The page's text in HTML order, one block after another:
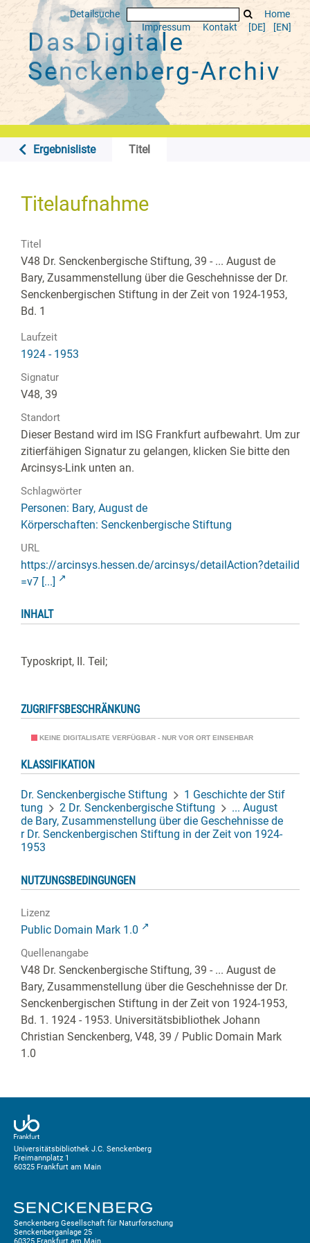
Detailsuche
Home
Impressum
Kontakt [DE] [EN]
Das Digitale
Senckenberg-Archiv
Ergebnisliste Titel
Titelaufnahme
Titel
V48 Dr. Senckenbergische Stiftung, 39 - ... August de
Bary, Zusammenstellung über die Geschehnisse der Dr.
Senckenbergischen Stiftung in der Zeit von 1924-1953,
Bd. 1
Laufzeit
1924 - 1953
Signatur
V48, 39
Standort
Dieser Bestand wird im ISG Frankfurt aufbewahrt. Um zur
zitierfähigen Signatur zu gelangen, klicken Sie bitte den
Arcinsys-Link unten an.
Schlagwörter
Personen: Bary, August de
Körperschaften: Senckenbergische Stiftung
URL
https://arcinsys.hessen.de/arcinsys/detailAction?detailid
=v7 [...]
INHALT
Typoskript, II. Teil;
ZUGRIFFSBESCHRÄNKUNG
KEINE DIGITALISATE VERFÜGBAR - NUR VOR ORT EINSEHBAR
KLASSIFIKATION
Dr. Senckenbergische Stiftung
1 Geschichte der Stif
tung
2 Dr. Senckenbergische Stiftung
... August
de Bary, Zusammenstellung über die Geschehnisse de
r Dr. Senckenbergischen Stiftung in der Zeit von 1924-
1953
NUTZUNGSBEDINGUNGEN
Lizenz
Public Domain Mark 1.0
Quellenangabe
V48 Dr. Senckenbergische Stiftung, 39 - ... August de
Bary, Zusammenstellung über die Geschehnisse der Dr.
Senckenbergischen Stiftung in der Zeit von 1924-1953,
Bd. 1. 1924 - 1953. Universitätsbibliothek Johann
Christian Senckenberg, V48, 39 / Public Domain Mark
1.0
Universitätsbibliothek J.C. Senckenberg
Freimannplatz 1
60325 Frankfurt am Main
Senckenberg Gesellschaft für Naturforschung
Senckenberganlage 25
60325 Frankfurt am Main